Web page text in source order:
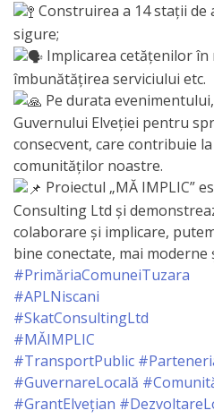
Serviciul
Arhitectură
şi
Urbanism
Serviciul
de
Atragere
a
Investiţiilor
Serviciul
de
Colectare
Construirea a 14 stații
sigure;
Implicarea cetățenilor
îmbunătățirea serviciului etc.
Pe durata
Guvernului Elveției pentru
consecvent, care contribuie
comunităților noastre.
Proiectul „MĂ IMPLIC”
Consulting Ltd și
colaborare și implicare,
bine conectate, mai moderne
#PrimăriaComuneiTuzara
#APLNiscani
#SkatConsultingLtd
#MĂIMPLIC
#TransportPublic
#GuvernareLocală
#GrantElvețian